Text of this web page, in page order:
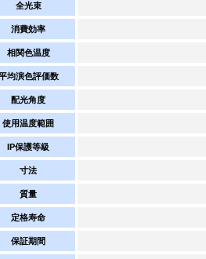
全光束
消費効率
相関色温度
均演色評価数
配光角度
使用温度範囲
IP保護等級
寸法
質量
定格寿命
保証期間